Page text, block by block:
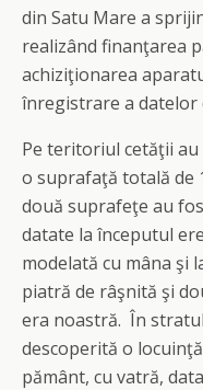
din Satu Mare a
realizând finanţarea
achiziţionarea
înregistrare a datelor
Pe teritoriul cetăţii
o suprafaţă totală de
două suprafeţe au
datate la începutul
modelată cu mâna şi
piatră de râşnită şi
era noastră. În
descoperită o
pământ, cu vatră,